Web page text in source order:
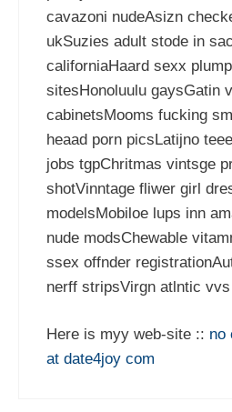
cavazoni nudeAsizn
ukSuzies adult stode in
californiaHaard sexx
sitesHonoluulu gaysGatin
cabinetsMooms fucking
heaad porn picsLatijno
jobs tgpChritmas vintsge
shotVinntage fliwer girl
modelsMobiloe lups inn
nude modsChewable
ssex offnder
nerff stripsVirgn atlntic
Here is myy web-site :: no
at date4joy com